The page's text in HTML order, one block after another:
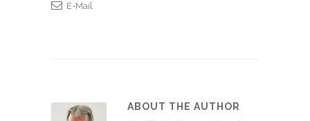
E-Mail
ABOUT THE AUTHOR